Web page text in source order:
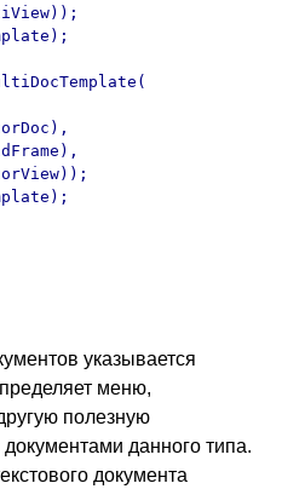
указывается
меню,
полезную
данного типа.
документа